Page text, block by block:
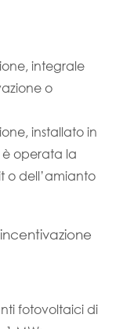
integrale
o
installato in
è operata la
o dell’amianto
fotovoltaici di